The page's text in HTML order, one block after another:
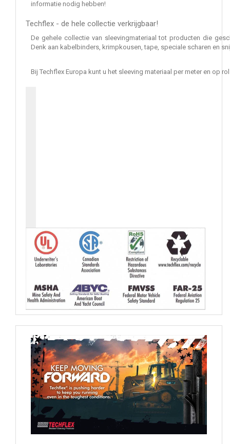
informatie nodig hebben!
Techflex - de hele collectie verkrijgbaar!
De gehele collectie van sleevingmateriaal tot producten die
Denk aan kabelbinders, krimpkousen, tape, speciale scharen en
Bij Techflex Europa kunt u het sleeving materiaal per meter en op